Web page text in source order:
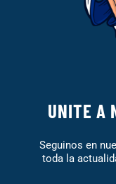
UNITE A
Seguinos en
toda la